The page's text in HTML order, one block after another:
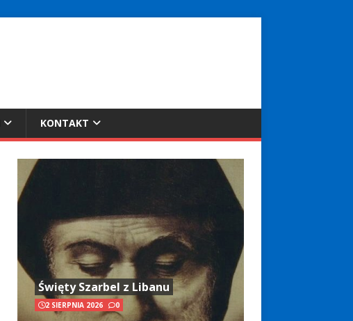
KONTAKT
Święty Szarbel z Libanu
2 SIERPNIA 2026 0